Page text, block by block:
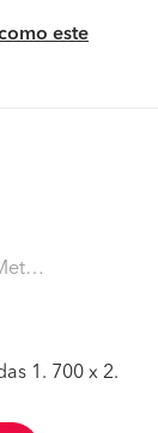
este
1. 700 x 2.